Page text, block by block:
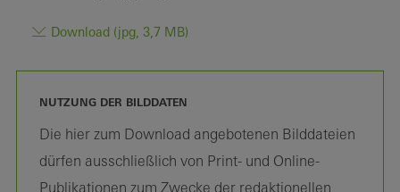
Download (jpg, 3,7 MB)
NUTZUNG DER BILDDATEN
Die hier zum Download angebotenen Bilddateien
dürfen ausschließlich von Print- und Online-
Publikationen zum Zwecke der redaktionellen